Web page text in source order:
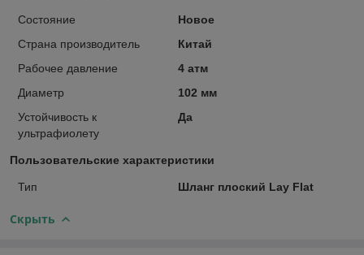
Состояние
Новое
Страна производитель
Китай
Рабочее давление
4 атм
Диаметр
102 мм
Устойчивость к
ультрафиолету
Да
Пользовательские характеристики
Тип Шланг плоский Lay Flat
Скрыть